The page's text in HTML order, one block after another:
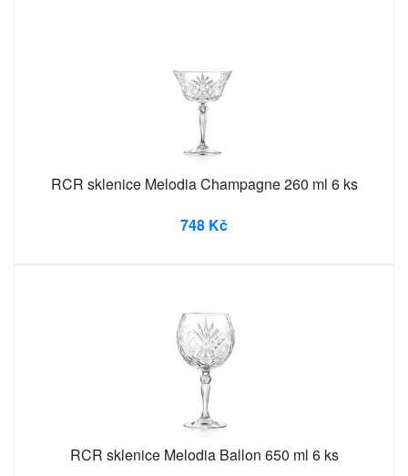
RCR sklenice Melodia Champagne 260 ml 6 ks
748 Kč
RCR sklenice Melodia Ballon 650 ml 6 ks